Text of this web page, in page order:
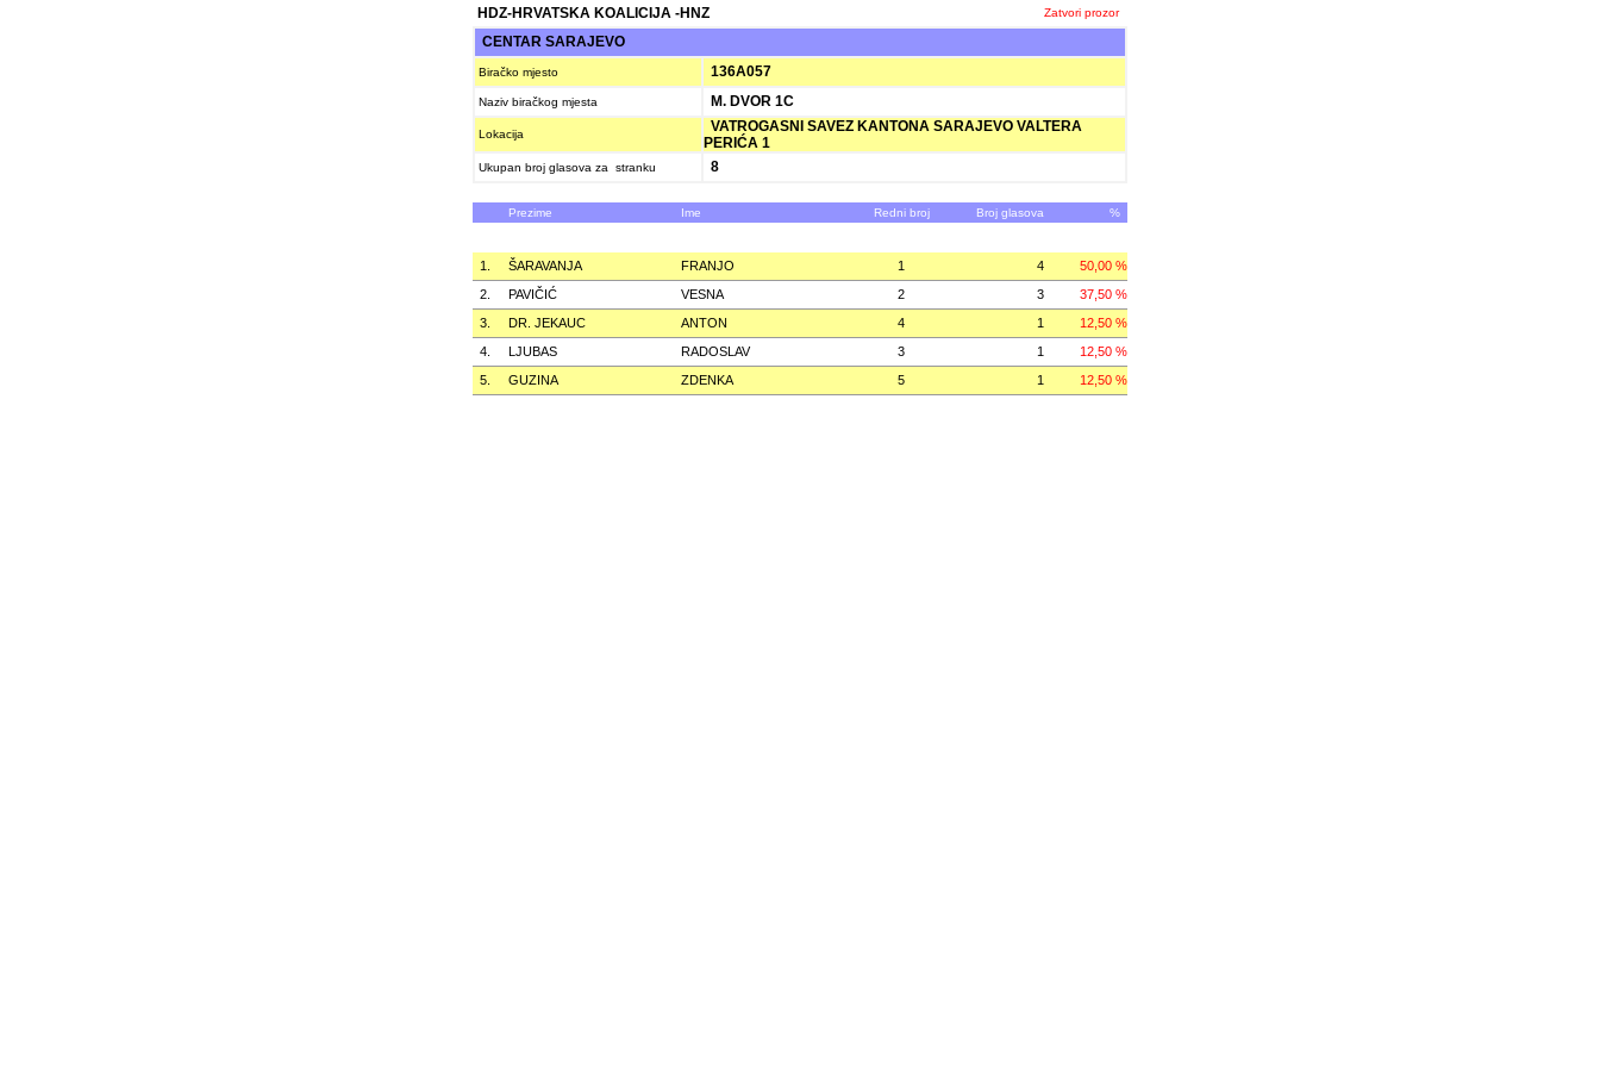
HDZ-HRVATSKA KOALICIJA -HNZ Zatvori prozor
CENTAR SARAJEVO
Biračko mjesto 136A057
Naziv biračkog mjesta M. DVOR 1C
Lokacija
VATROGASNI SAVEZ KANTONA SARAJEVO VALTERA
PERIĆA 1
Ukupan broj glasova za stranku 8
Prezime Ime Redni broj Broj glasova %
1. ŠARAVANJA FRANJO 1 4
50,00 %
2.
PAVIČIĆ VESNA 2 3
37,50 %
3.
DR. JEKAUC ANTON 4 1
12,50 %
4.
LJUBAS RADOSLAV 3 1
12,50 %
5.
GUZINA ZDENKA 5 1 12,50 %